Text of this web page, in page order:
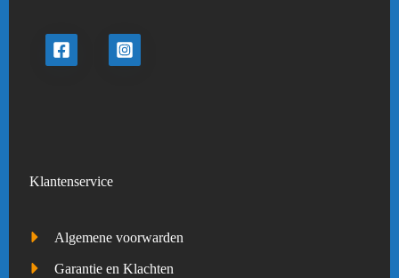
Klantenservice
Algemene voorwarden
Garantie en Klachten